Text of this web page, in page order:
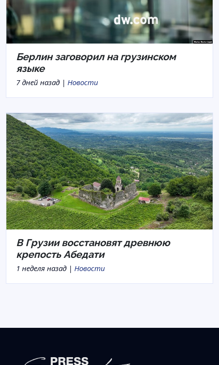
Берлин заговорил на грузинском
языке
7 дней назад | Новости
В Грузии восстановят древнюю
крепость Абедати
1 неделя назад | Новости